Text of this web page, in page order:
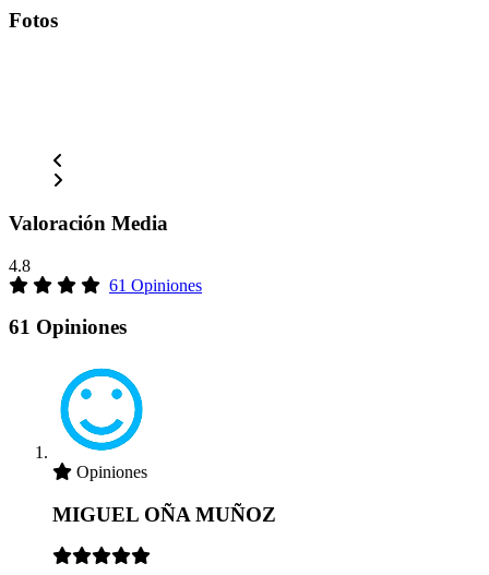
Fotos
Valoración Media
4.8
61 Opiniones
61 Opiniones
Opiniones
MIGUEL OÑA MUÑOZ